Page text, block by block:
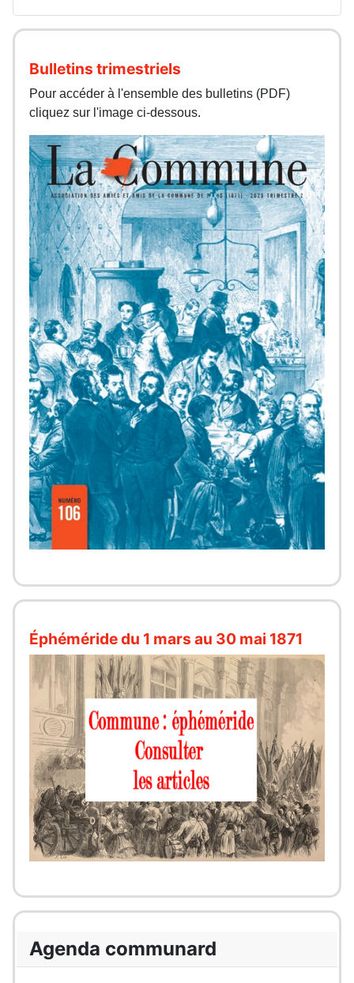
Bulletins trimestriels
Pour accéder à l'ensemble des bulletins (PDF)
cliquez sur l'image ci-dessous.
Éphéméride du 1 mars au 30 mai 1871
Agenda communard